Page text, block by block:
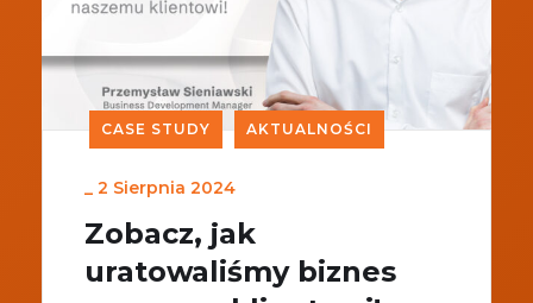
CASE STUDY AKTUALNOŚCI
_ 2 Sierpnia 2024
Zobacz, jak
uratowaliśmy biznes